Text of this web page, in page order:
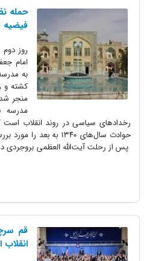
حمله
فیضیه قم
امام
به
کشته و
منجر
مدرسه
رخدادهای سیاسی در روند انقلاب است
حوادث سال‌های ۱۳۴۰ به بعد
پس از رحلت آیت‌الله العظمی بروجردی در
قم
انقلاب